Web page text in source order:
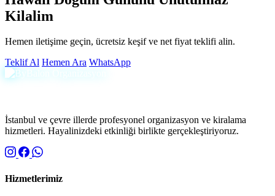
Kilalim
Hemen iletişime geçin, ücretsiz keşif ve net fiyat teklifi alin.
Teklif Al Hemen Ara WhatsApp
İstanbul ve çevre illerde profesyonel organizasyon ve kiralama
hizmetleri. Hayalinizdeki etkinliği birlikte gerçekleştiriyoruz.
Hizmetlerimiz